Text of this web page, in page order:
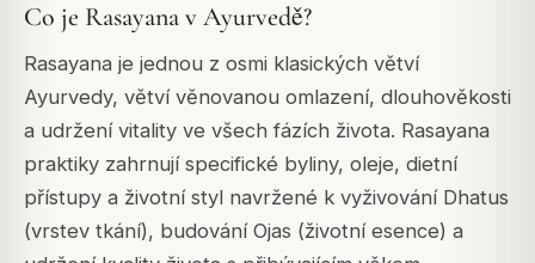
Co je Rasayana v Ayurvedě?
Rasayana je jednou z osmi klasických větví
Ayurvedy, větví věnovanou omlazení, dlouhověkosti
a udržení vitality ve všech fázích života. Rasayana
praktiky zahrnují specifické byliny, oleje, dietní
přístupy a životní styl navržené k vyživování Dhatus
(vrstev tkání), budování Ojas (životní esence) a